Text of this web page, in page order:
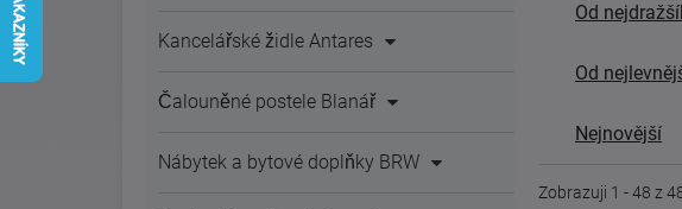
Kancelářské židle Antares
Čalouněné postele Blanář
Nábytek a bytové doplňky BRW
Od
Od
Nejnovější
Zobrazuji 1 - 48 z